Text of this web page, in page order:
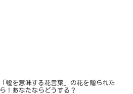
「嘘を意味する花言葉」の花を贈られた
ら！あなたならどうする？